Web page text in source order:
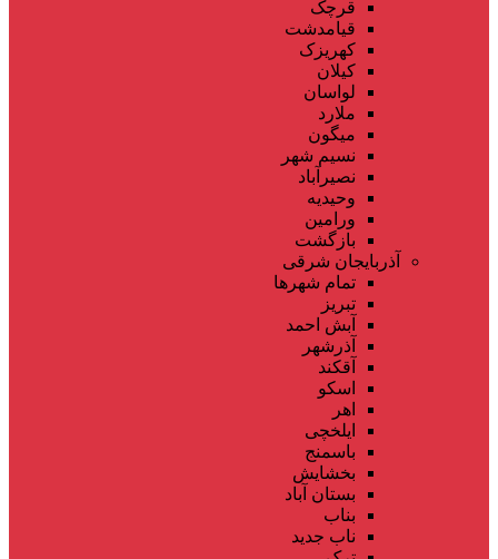
قرچک
قیامدشت
کهریزک
کیلان
لواسان
ملارد
میگون
نسیم شهر
نصیرآباد
وحیدیه
ورامین
بازگشت
آذربایجان شرقی
تمام شهر‌ها
تبریز
آبش احمد
آذرشهر
آقکند
اسکو
اهر
ایلخچی
باسمنج
بخشایش
بستان آباد
بناب
ناب جدید